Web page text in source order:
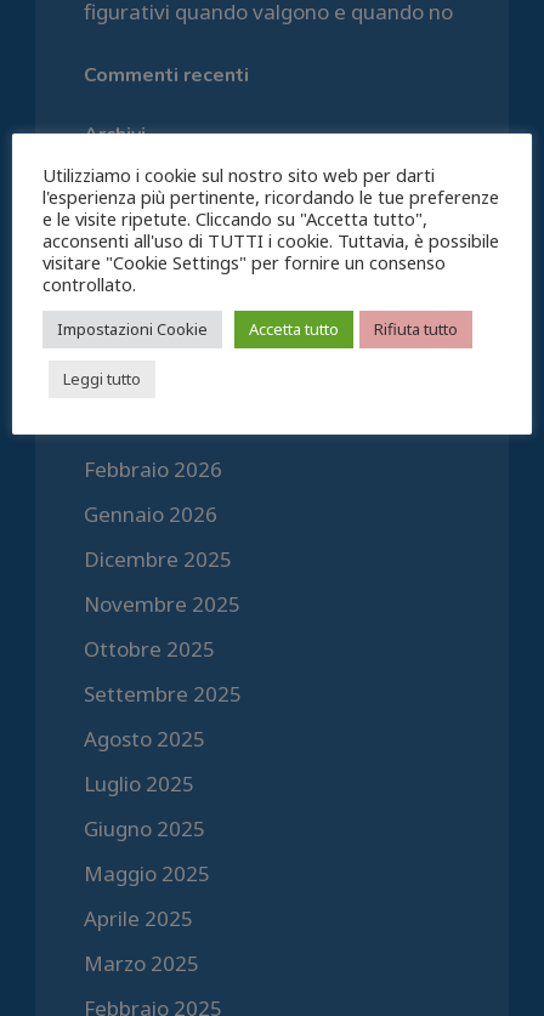
figurativi quando valgono e quando no
Commenti recenti
Archivi
Agosto 2026
Luglio 2026
Giugno 2026
Maggio 2026
Aprile 2026
Febbraio 2026
Gennaio 2026
Dicembre 2025
Novembre 2025
Ottobre 2025
Settembre 2025
Agosto 2025
Luglio 2025
Giugno 2025
Maggio 2025
Aprile 2025
Marzo 2025
Febbraio 2025
Utilizziamo i cookie sul nostro sito web per darti
l'esperienza più pertinente, ricordando le tue preferenze
e le visite ripetute. Cliccando su "Accetta tutto",
acconsenti all'uso di TUTTI i cookie. Tuttavia, è possibile
visitare "Cookie Settings" per fornire un consenso
controllato.
Impostazioni Cookie Accetta tutto Rifiuta tutto
Leggi tutto